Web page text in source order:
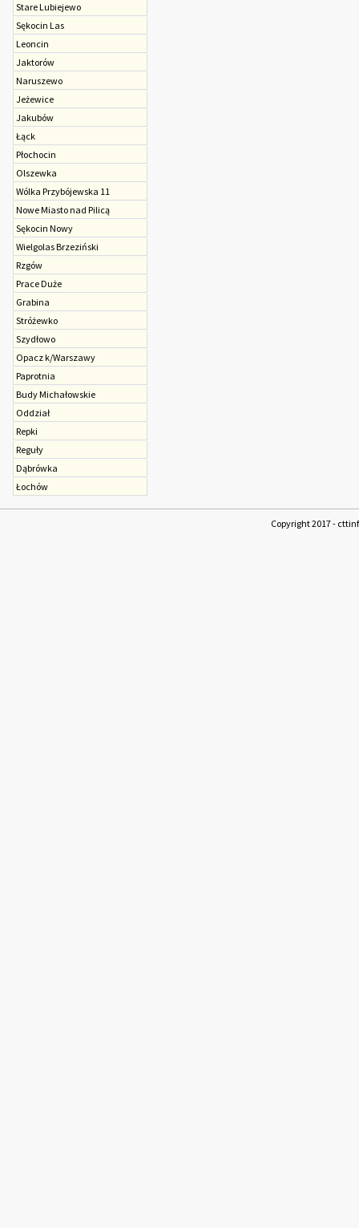
Stare Lubiejewo
Sękocin Las
Leoncin
Jaktorów
Naruszewo
Jeżewice
Jakubów
Łąck
Płochocin
Olszewka
Wólka Przybójewska 11
Nowe Miasto nad Pilicą
Sękocin Nowy
Wielgolas Brzeziński
Rzgów
Prace Duże
Grabina
Stróżewko
Szydłowo
Opacz k/Warszawy
Paprotnia
Budy Michałowskie
Oddział
Repki
Reguły
Dąbrówka
Łochów
Copyright 2017 -